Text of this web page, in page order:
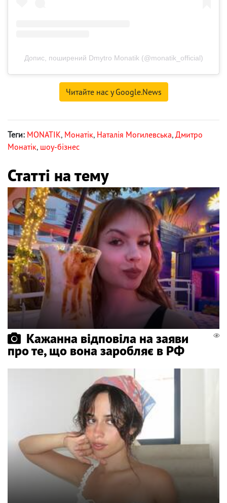
Допис, поширений Dmytro Monatik (@monatik_official)
Читайте нас у Google.News
Теги: MONATIK, Монатік, Наталія Могилевська, Дмитро
Монатік, шоу-бізнес
Статті на тему
Кажанна відповіла на заяви
про те, що вона заробляє в РФ